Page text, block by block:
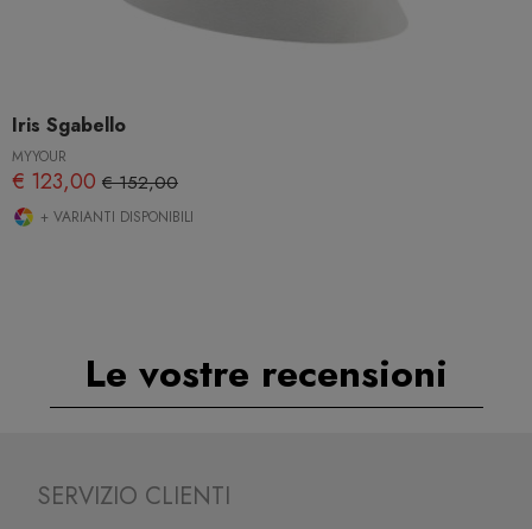
Iris Sgabello
MYYOUR
€ 123,00 € 152,00
+ VARIANTI DISPONIBILI
Le vostre recensioni
SERVIZIO CLIENTI